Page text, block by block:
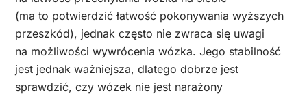
(ma to potwierdzić łatwość pokonywania wyższych
przeszkód), jednak często nie zwraca się uwagi
na możliwości wywrócenia wózka. Jego stabilność
jest jednak ważniejsza, dlatego dobrze jest
sprawdzić, czy wózek nie jest narażony